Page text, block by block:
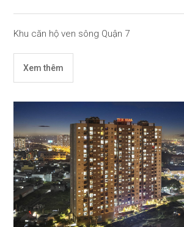
Khu căn hộ ven sông Quận 7
Xem thêm